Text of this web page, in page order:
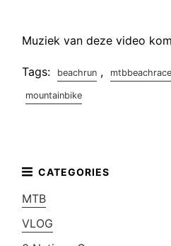
Muziek van deze video
Tags: beachrun , mtbbeachrace
mountainbike
MTB
VLOG